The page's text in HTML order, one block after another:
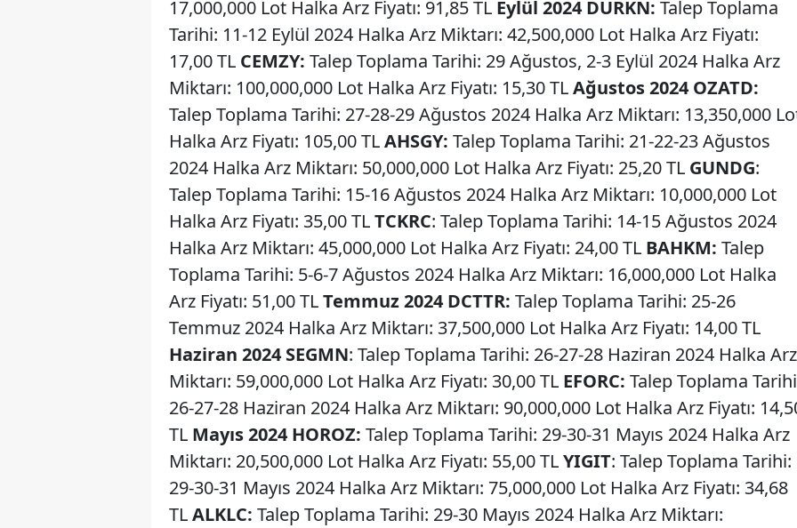
17,000,000 Lot Halka Arz Fiyatı: 91,85 TL Eylül 2024 DURKN: Talep Toplama
Tarihi: 11-12 Eylül 2024 Halka Arz Miktarı: 42,500,000 Lot Halka Arz Fiyatı:
17,00 TL CEMZY: Talep Toplama Tarihi: 29 Ağustos, 2-3 Eylül 2024 Halka Arz
Miktarı: 100,000,000 Lot Halka Arz Fiyatı: 15,30 TLAğustos 2024 OZATD:
Talep Toplama Tarihi: 27-28-29 Ağustos 2024 Halka Arz Miktarı: 13,350,000
Halka Arz Fiyatı: 105,00 TLAHSGY: Talep Toplama Tarihi: 21-22-23 Ağustos
2024 Halka Arz Miktarı: 50,000,000 Lot Halka Arz Fiyatı: 25,20 TL GUNDG:
Talep Toplama Tarihi: 15-16 Ağustos 2024 Halka Arz Miktarı: 10,000,000 Lot
Halka Arz Fiyatı: 35,00 TLTCKRC: Talep Toplama Tarihi: 14-15 Ağustos 2024
Halka Arz Miktarı: 45,000,000 Lot Halka Arz Fiyatı: 24,00 TL BAHKM: Talep
Toplama Tarihi: 5-6-7 Ağustos 2024 Halka Arz Miktarı: 16,000,000 Lot Halka
Arz Fiyatı: 51,00 TLTemmuz 2024 DCTTR: Talep Toplama Tarihi: 25-26
Temmuz 2024 Halka Arz Miktarı: 37,500,000 Lot Halka Arz Fiyatı: 14,00 TL
Haziran 2024 SEGMN: Talep Toplama Tarihi: 26-27-28 Haziran 2024 Halka Arz
Miktarı: 59,000,000 Lot Halka Arz Fiyatı: 30,00 TL EFORC: Talep Toplama
26-27-28 Haziran 2024 Halka Arz Miktarı: 90,000,000 Lot Halka Arz Fiyatı:
TL Mayıs 2024 HOROZ: Talep Toplama Tarihi: 29-30-31 Mayıs 2024 Halka Arz
Miktarı: 20,500,000 Lot Halka Arz Fiyatı: 55,00 TLYIGIT: Talep Toplama Tarihi:
29-30-31 Mayıs 2024 Halka Arz Miktarı: 75,000,000 Lot Halka Arz Fiyatı: 34,68
TLALKLC: Talep Toplama Tarihi: 29-30 Mayıs 2024 Halka Arz Miktarı: